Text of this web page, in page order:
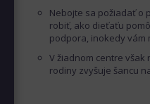
Nebojte sa požiadať o
robiť, ako dieťaťu
podpora, inokedy
V žiadnom centre
rodiny zvyšuje šancu